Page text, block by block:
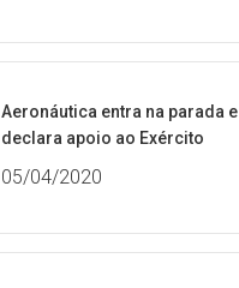
Aeronáutica entra na parada e
declara apoio ao Exército
05/04/2020